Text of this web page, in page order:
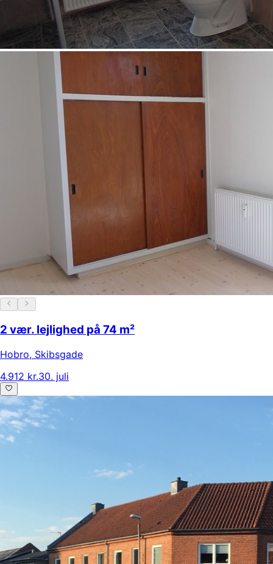
2 vær. lejlighed på 74 m²
Hobro, Skibsgade
4.912 kr.30. juli